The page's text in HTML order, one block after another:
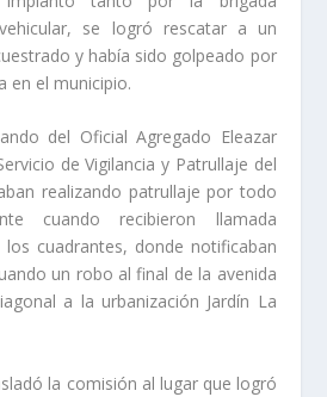
se logró rescatar a un
y había sido golpeado por
en el municipio.
del Oficial Agregado Eleazar
de Vigilancia y Patrullaje del
realizando patrullaje por todo
cuando recibieron llamada
cuadrantes, donde notificaban
un robo al final de la avenida
a la urbanización Jardín La
la comisión al lugar que logró